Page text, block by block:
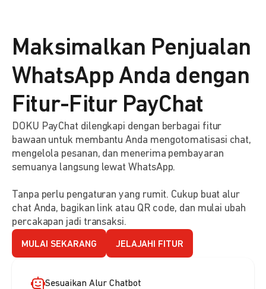
Maksimalkan Penjualan
WhatsApp Anda dengan
Fitur-Fitur PayChat
DOKU PayChat dilengkapi dengan berbagai fitur
bawaan untuk membantu Anda mengotomatisasi chat,
mengelola pesanan, dan menerima pembayaran
semuanya langsung lewat WhatsApp.
Tanpa perlu pengaturan yang rumit. Cukup buat alur
chat Anda, bagikan link atau QR code, dan mulai ubah
percakapan jadi transaksi.
MULAI SEKARANG JELAJAHI FITUR
Sesuaikan Alur Chatbot